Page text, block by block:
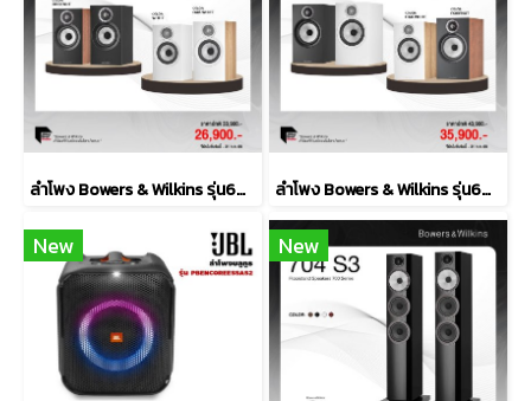
ลำโพง Bowers & Wilkins รุ่น607 S3 ลำโพง Bowers & Wilkins รุ่น606 S3
New New